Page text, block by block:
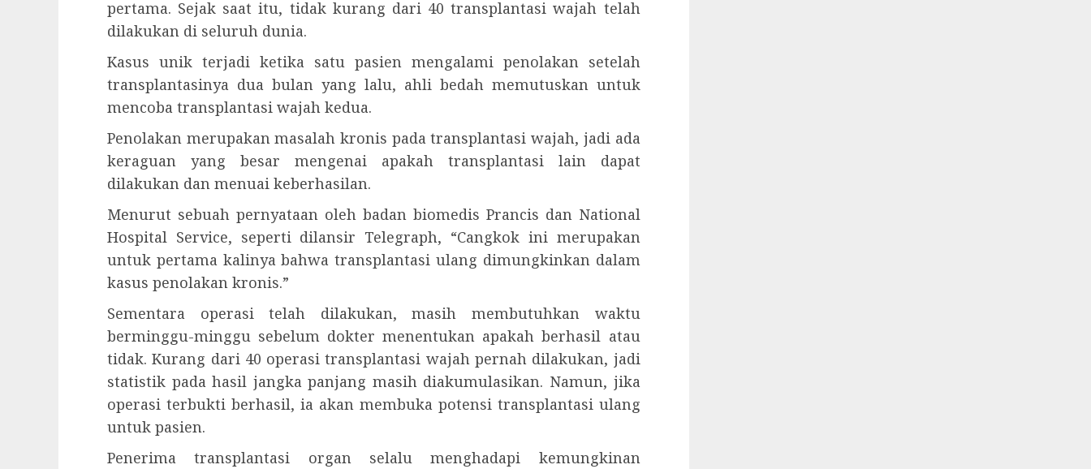
pertama. Sejak saat itu, tidak kurang dari 40 transplantasi wajah telah
dilakukan di seluruh dunia.
Kasus unik terjadi ketika satu pasien mengalami penolakan setelah
transplantasinya dua bulan yang lalu, ahli bedah memutuskan untuk
mencoba transplantasi wajah kedua.
Penolakan merupakan masalah kronis pada transplantasi wajah, jadi ada
keraguan yang besar mengenai apakah transplantasi lain dapat
dilakukan dan menuai keberhasilan.
Menurut sebuah pernyataan oleh badan biomedis Prancis dan National
Hospital Service, seperti dilansir Telegraph, “Cangkok ini merupakan
untuk pertama kalinya bahwa transplantasi ulang dimungkinkan dalam
kasus penolakan kronis.”
Sementara operasi telah dilakukan, masih membutuhkan waktu
berminggu-minggu sebelum dokter menentukan apakah berhasil atau
tidak. Kurang dari 40 operasi transplantasi wajah pernah dilakukan, jadi
statistik pada hasil jangka panjang masih diakumulasikan. Namun, jika
operasi terbukti berhasil, ia akan membuka potensi transplantasi ulang
untuk pasien.
Penerima transplantasi organ selalu menghadapi kemungkinan